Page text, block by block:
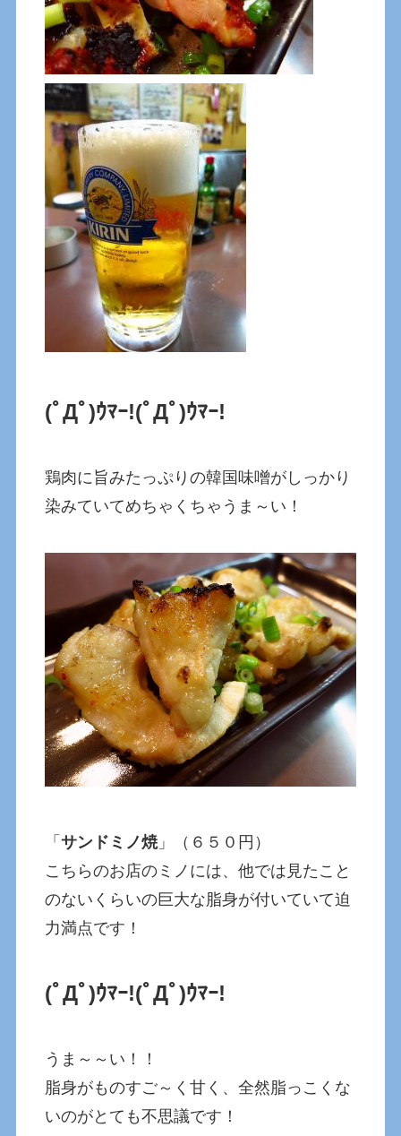
(ﾟДﾟ)ｳﾏｰ!(ﾟДﾟ)ｳﾏｰ!
鶏肉に旨みたっぷりの韓国味噌がしっかり
染みていてめちゃくちゃうま～い！
「サンドミノ焼 」（６５０円）
こちらのお店のミノには、他では見たこと
のないくらいの巨大な脂身が付いていて迫
力満点です！
(ﾟДﾟ)ｳﾏｰ!(ﾟДﾟ)ｳﾏｰ!
うま～～い！！
脂身がものすご～く甘く、全然脂っこくな
いのがとても不思議です！